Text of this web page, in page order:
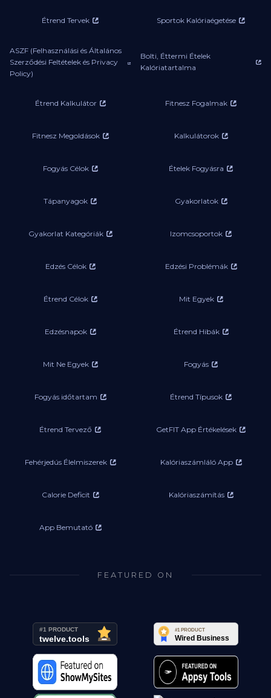
Étrend Tervek Sportok Kalóriaégetése
ASZF (Felhasználási és Általános
Szerződési Feltételek és Privacy
Policy)
Bolti, Éttermi Ételek
Kalóriatartalma
Étrend Kalkulátor Fitnesz Fogalmak
Fitnesz Megoldások Kalkulátorok
Fogyás Célok Ételek Fogyásra
Tápanyagok Gyakorlatok
Gyakorlat Kategóriák Izomcsoportok
Edzés Célok Edzési Problémák
Étrend Célok Mit Egyek
Edzésnapok Étrend Hibák
Mit Ne Egyek Fogyás
Fogyás időtartam Étrend Típusok
Étrend Tervező GetFIT App Értékelések
Fehérjedús Élelmiszerek Kalóriaszámláló App
Calorie Deficit Kalóriaszámítás
App Bemutató
FEATURED ON